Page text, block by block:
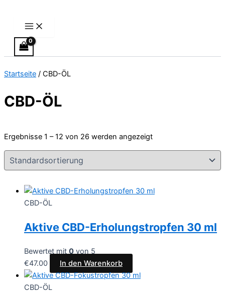
springen
Startseite / CBD-ÖL
CBD-ÖL
Ergebnisse 1 – 12 von 26 werden angezeigt
CBD-ÖL
Aktive CBD-Erholungstropfen 30 ml
Bewertet mit 0 von 5
€47.00 In den Warenkorb
CBD-ÖL